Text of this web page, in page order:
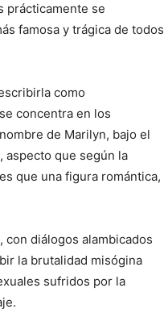
prácticamente se
famosa y trágica de todos
como
se concentra en los
de Marilyn, bajo el
aspecto que según la
que una figura romántica,
diálogos alambicados
la brutalidad misógina
sufridos por la